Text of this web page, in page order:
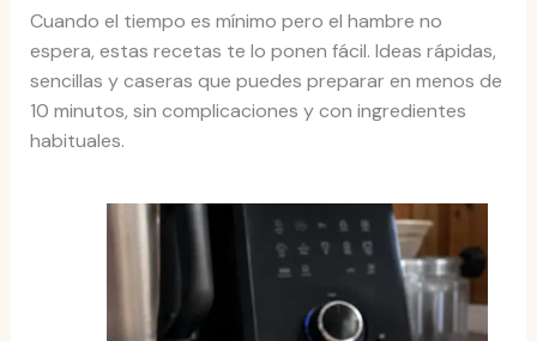
Cuando el tiempo es mínimo pero el hambre no
espera, estas recetas te lo ponen fácil. Ideas rápidas,
sencillas y caseras que puedes preparar en menos de
10 minutos, sin complicaciones y con ingredientes
habituales.